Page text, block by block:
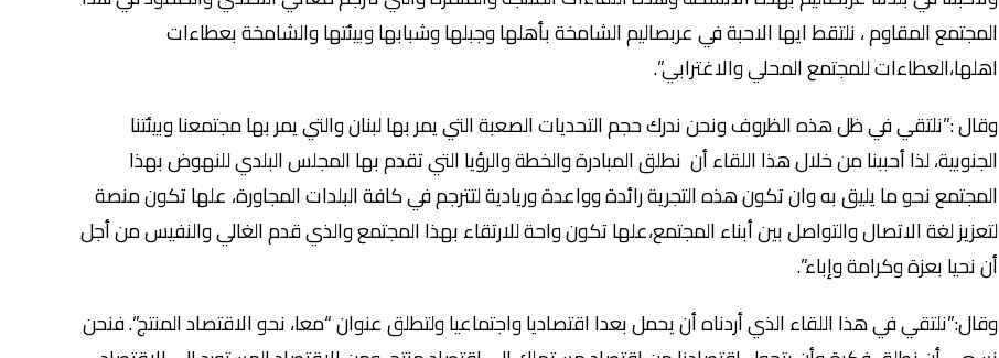
المجتمع المقاوم ، نلتقط ايها الاحبة في عربصاليم الشامخة بأهلها وجبلها وشبابها وبيئتها والشامخة بعطاءات
اهلها،العطاءات للمجتمع المحلي والاغترابي”.
وقال :”نلتقي في ظل هذه الظروف ونحن ندرك حجم التحديات الصعبة التي يمر بها لبنان والتي يمر بها مجتمعنا وبيئتنا
الجنوبية، لذا أحببنا من خلال هذا اللقاء أن نطلق المبادرة والخطة والرؤيا التي تقدم بها المجلس البلدي للنهوض بهذا
المجتمع نحو ما يليق به وان تكون هذه التجرية رائدة وواعدة وريادية لتترجم في كافة البلدات المجاورة، علها تكون منصة
لتعزيز لغة الاتصال والتواصل بين أبناء المجتمع،علها تكون واحة للارتقاء بهذا المجتمع والذي قدم الغالي والنفيس من أجل
أن نحيا بعزة وكرامة وإباء”.
وقال:”نلتقي في هذا اللقاء الذي أردناه أن يحمل بعدا اقتصاديا واجتماعيا ولتطلق عنوان “معا، نحو الاقتصاد المنتج”. فنحن